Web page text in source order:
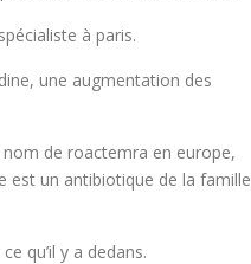
à paris.
une augmentation des
de roactemra en europe,
est un antibiotique de la famille
qu’il y a dedans.